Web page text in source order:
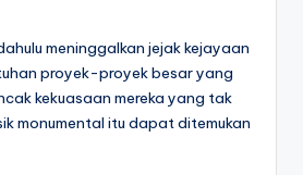
meninggalkan jejak kejayaan
proyek-proyek besar yang
kekuasaan mereka yang tak
monumental itu dapat ditemukan